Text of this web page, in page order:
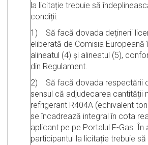
la licitație trebuie să
condiții:
1) Să facă dovada deținerii
eliberată de Comisia Europeană
alineatul (4) și alineatul (5),
din Regulament.
2) Să facă dovada respectării
sensul că adjudecarea cantității
refrigerant R404A (echivalent
se încadrează integral în cota
aplicant pe pe Portalul F-Gas. În
participantul la licitație trebuie